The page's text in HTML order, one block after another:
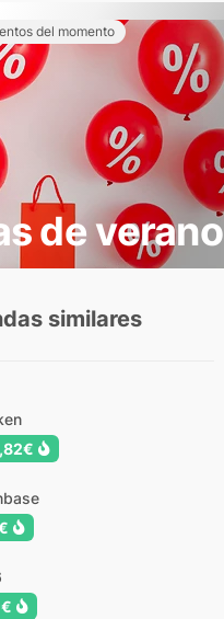
del momento
de verano
similares